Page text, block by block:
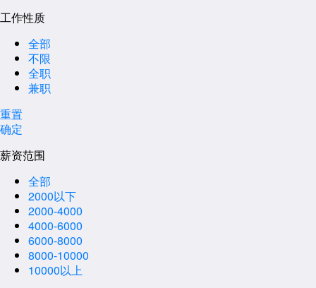
工作性质
全部
不限
全职
兼职
重置
确定
薪资范围
全部
2000以下
2000-4000
4000-6000
6000-8000
8000-10000
10000以上